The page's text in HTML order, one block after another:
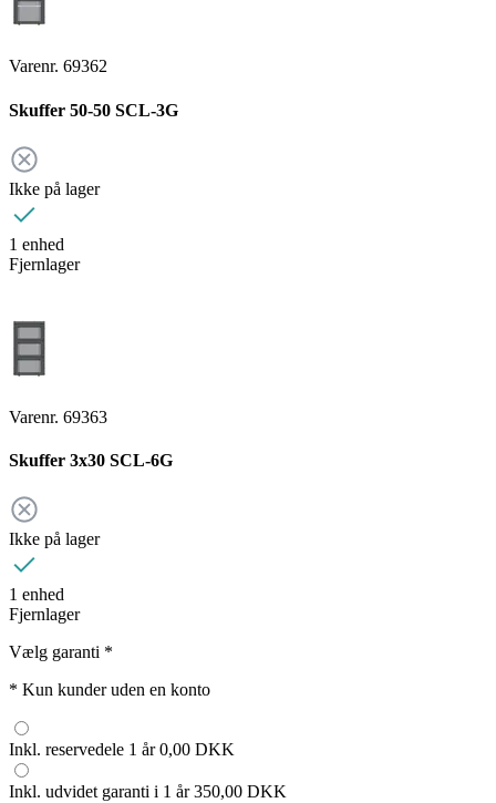
Varenr. 69362
Skuffer 50-50 SCL-3G
Ikke på lager
1 enhed
Fjernlager
Varenr. 69363
Skuffer 3x30 SCL-6G
Ikke på lager
1 enhed
Fjernlager
Vælg garanti *
* Kun kunder uden en konto
Inkl. reservedele 1 år0,00 DKK
Inkl. udvidet garanti i 1 år350,00 DKK